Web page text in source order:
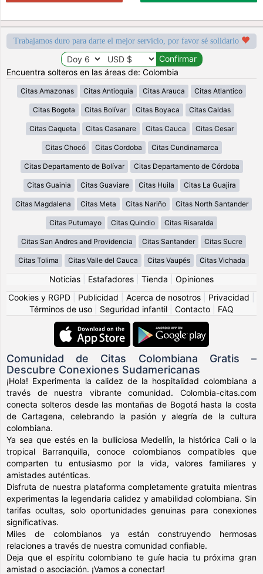
Trabajamos duro para darte el mejor servicio, por favor sé solidario
Encuentra solteros en las áreas de: Colombia
Citas Amazonas Citas Antioquia Citas Arauca Citas Atlantico
Citas Bogota Citas Bolívar Citas Boyaca Citas Caldas
Citas Caqueta Citas Casanare Citas Cauca Citas Cesar
Citas Chocó Citas Cordoba Citas Cundinamarca
Citas Departamento de Bolívar Citas Departamento de Córdoba
Citas Guainia Citas Guaviare Citas Huila Citas La Guajira
Citas Magdalena Citas Meta Citas Nariño Citas North Santander
Citas Putumayo Citas Quindio Citas Risaralda
Citas San Andres and Providencia Citas Santander Citas Sucre
Citas Tolima Citas Valle del Cauca Citas Vaupés Citas Vichada
Noticias Estafadores Tienda
Opiniones
Cookies y RGPD
Publicidad Acerca de nosotros Privacidad
Términos de uso
Seguridad infantil Contacto FAQ
Comunidad de Citas Colombiana Gratis –
Descubre Conexiones Sudamericanas
¡Hola! Experimenta la calidez de la hospitalidad colombiana a
través de nuestra vibrante comunidad. Colombia-citas.com
conecta solteros desde las montañas de Bogotá hasta la costa
de Cartagena, celebrando la pasión y alegría de la cultura
colombiana.
Ya sea que estés en la bulliciosa Medellín, la histórica Cali o la
tropical Barranquilla, conoce colombianos compatibles que
comparten tu entusiasmo por la vida, valores familiares y
amistades auténticas.
Disfruta de nuestra plataforma completamente gratuita mientras
experimentas la legendaria calidez y amabilidad colombiana. Sin
tarifas ocultas, solo oportunidades genuinas para conexiones
significativas.
Miles de colombianos ya están construyendo hermosas
relaciones a través de nuestra comunidad confiable.
Deja que el espíritu colombiano te guíe hacia tu próxima gran
amistad o asociación. ¡Vamos a conectar!